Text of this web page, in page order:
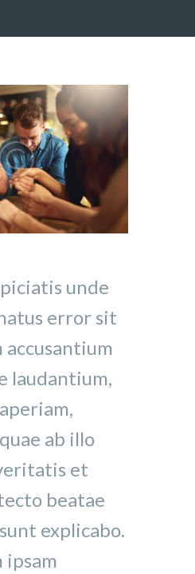
unde
error sit
laudantium,
ab illo
et
beatae
explicabo.
ipsam